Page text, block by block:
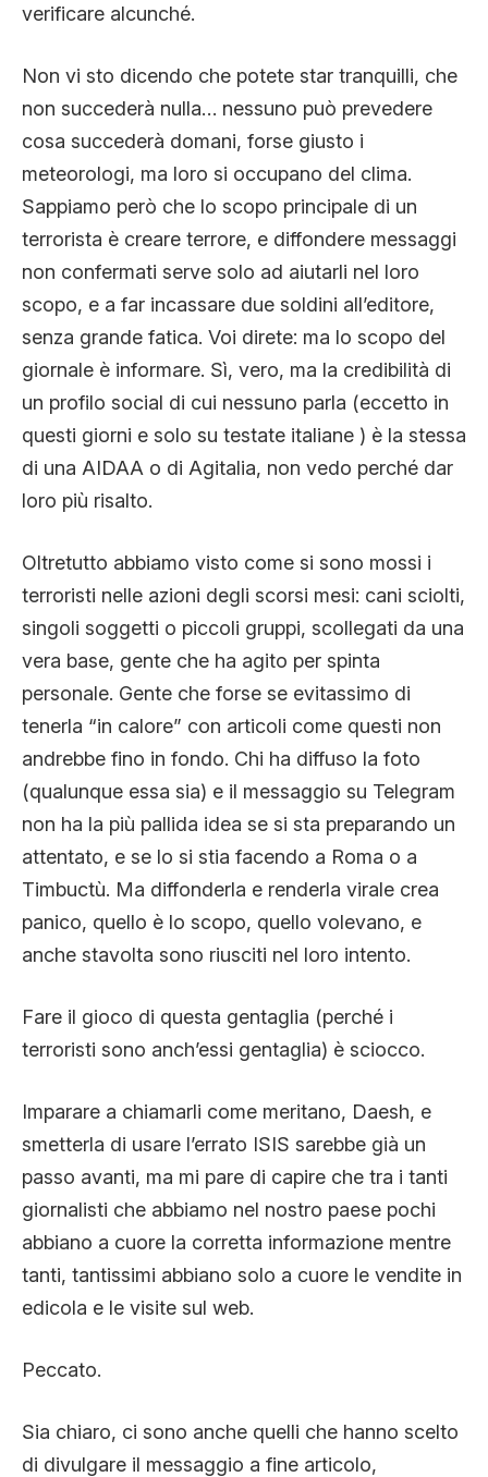
verificare alcunché.
Non vi sto dicendo che potete star tranquilli, che
non succederà nulla… nessuno può prevedere
cosa succederà domani, forse giusto i
meteorologi, ma loro si occupano del clima.
Sappiamo però che lo scopo principale di un
terrorista è creare terrore, e diffondere messaggi
non confermati serve solo ad aiutarli nel loro
scopo, e a far incassare due soldini all’editore,
senza grande fatica. Voi direte: ma lo scopo del
giornale è informare. Sì, vero, ma la credibilità di
un profilo social di cui nessuno parla (eccetto in
questi giorni e solo su testate italiane ) è la stessa
di una AIDAA o di Agitalia, non vedo perché dar
loro più risalto.
Oltretutto abbiamo visto come si sono mossi i
terroristi nelle azioni degli scorsi mesi: cani sciolti,
singoli soggetti o piccoli gruppi, scollegati da una
vera base, gente che ha agito per spinta
personale. Gente che forse se evitassimo di
tenerla “in calore” con articoli come questi non
andrebbe fino in fondo. Chi ha diffuso la foto
(qualunque essa sia) e il messaggio su Telegram
non ha la più pallida idea se si sta preparando un
attentato, e se lo si stia facendo a Roma o a
Timbuctù. Ma diffonderla e renderla virale crea
panico, quello è lo scopo, quello volevano, e
anche stavolta sono riusciti nel loro intento.
Fare il gioco di questa gentaglia (perché i
terroristi sono anch’essi gentaglia) è sciocco.
Imparare a chiamarli come meritano, Daesh, e
smetterla di usare l’errato ISIS sarebbe già un
passo avanti, ma mi pare di capire che tra i tanti
giornalisti che abbiamo nel nostro paese pochi
abbiano a cuore la corretta informazione mentre
tanti, tantissimi abbiano solo a cuore le vendite in
edicola e le visite sul web.
Peccato.
Sia chiaro, ci sono anche quelli che hanno scelto
di divulgare il messaggio a fine articolo,